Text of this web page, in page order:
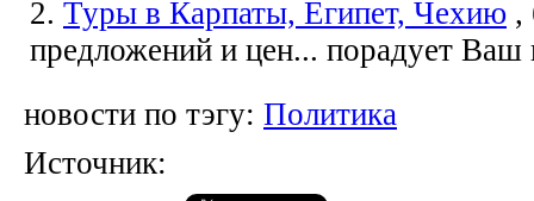
2. Туры в Карпаты, Египет, Чехию ,
предложений и цен... порадует Ваш
новости по тэгу: Политика
Источник: